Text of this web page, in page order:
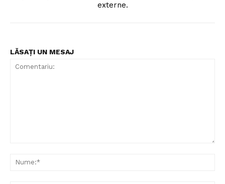
externe.
LĂSAȚI UN MESAJ